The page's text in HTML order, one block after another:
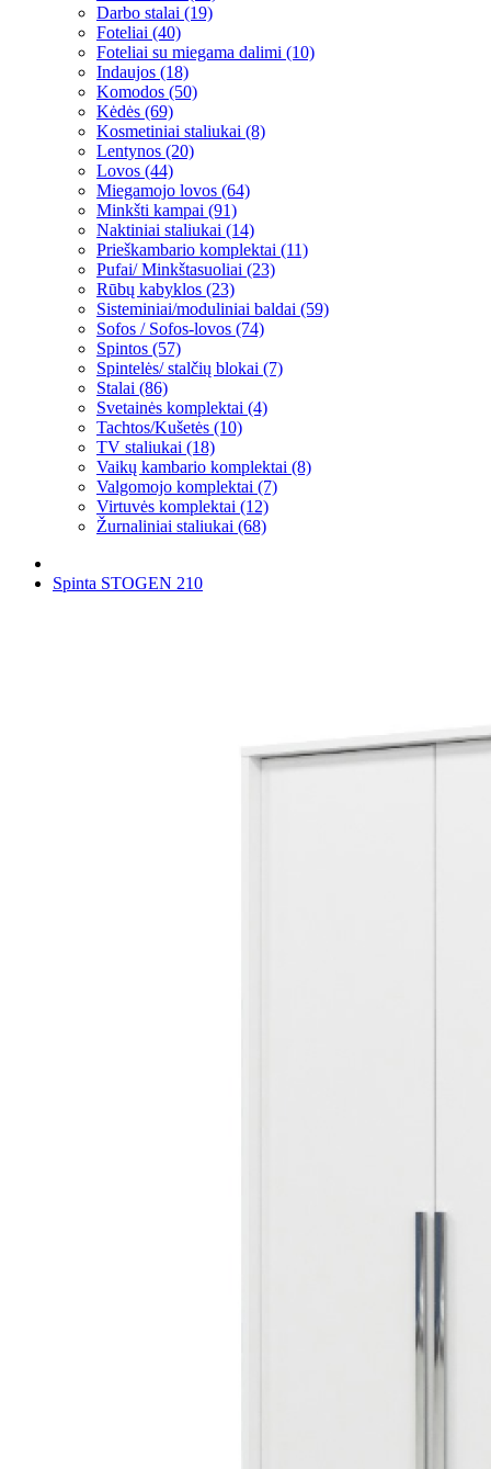
Darbo stalai (19)
Foteliai (40)
Foteliai su miegama dalimi (10)
Indaujos (18)
Komodos (50)
Kėdės (69)
Kosmetiniai staliukai (8)
Lentynos (20)
Lovos (44)
Miegamojo lovos (64)
Minkšti kampai (91)
Naktiniai staliukai (14)
Prieškambario komplektai (11)
Pufai/ Minkštasuoliai (23)
Rūbų kabyklos (23)
Sisteminiai/moduliniai baldai (59)
Sofos / Sofos-lovos (74)
Spintos (57)
Spintelės/ stalčių blokai (7)
Stalai (86)
Svetainės komplektai (4)
Tachtos/Kušetės (10)
TV staliukai (18)
Vaikų kambario komplektai (8)
Valgomojo komplektai (7)
Virtuvės komplektai (12)
Žurnaliniai staliukai (68)
Spinta STOGEN 210